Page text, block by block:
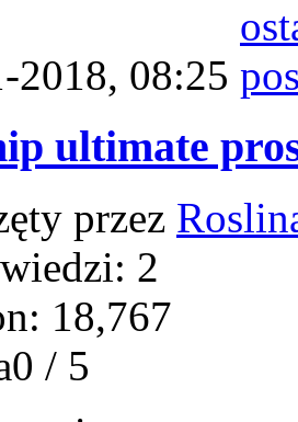
2018, 08:25
ultimate
przez
2
18,767
/ 5